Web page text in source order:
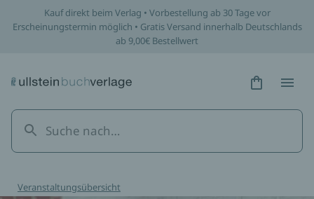
Kauf direkt beim Verlag • Vorbestellung ab 30 Tage vor
Erscheinungstermin möglich • Gratis Versand innerhalb Deutschlands
ab 9,00€ Bestellwert
Hidden
Veranstaltungsübersicht